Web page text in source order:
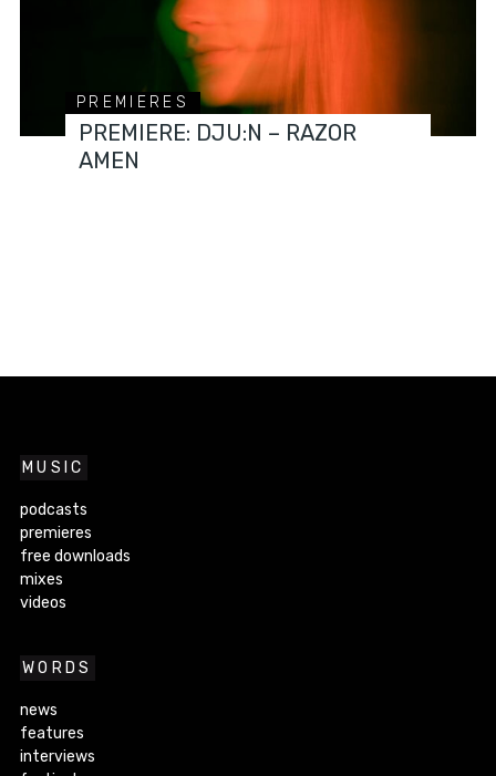
PREMIERES
PREMIERE: DJU:N – RAZOR
AMEN
MUSIC
podcasts
premieres
free downloads
mixes
videos
WORDS
news
features
interviews